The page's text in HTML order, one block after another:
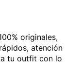
originales,
atención
tu outfit con lo